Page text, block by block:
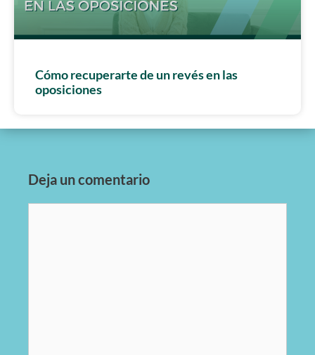
Cómo recuperarte de un revés en las
oposiciones
Deja un comentario